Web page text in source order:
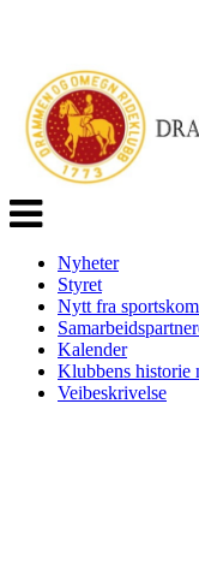
Veksle
navigasjon
Nyheter
Styret
Nytt fra
Kalender
Klubbens historie
Veibeskrivelse